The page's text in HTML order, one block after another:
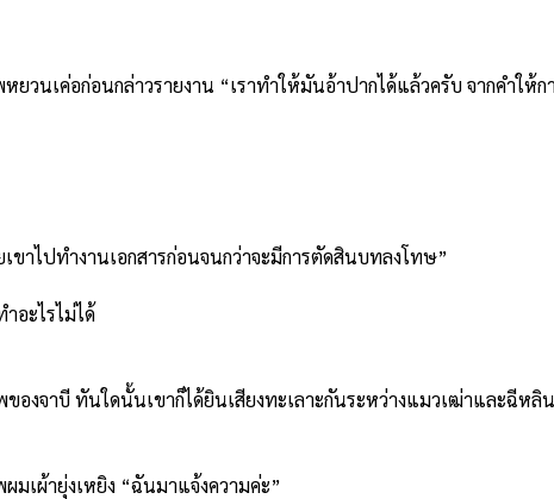
วนเค่อก่อนกล่าวรายงาน “เราทำให้มันอ้าปากได้แล้วครับ จากคำให้
ขาไปทำงานเอกสารก่อนจนกว่าจะมีการตัดสินบทลงโทษ”
อะไรไม่ได้
งจาบี ทันใดนั้นเขาก็ได้ยินเสียงทะเลาะกันระหว่างแมวเฒ่าและฉีหลิ
เผ้ายุ่งเหยิง “ฉันมาแจ้งความค่ะ”